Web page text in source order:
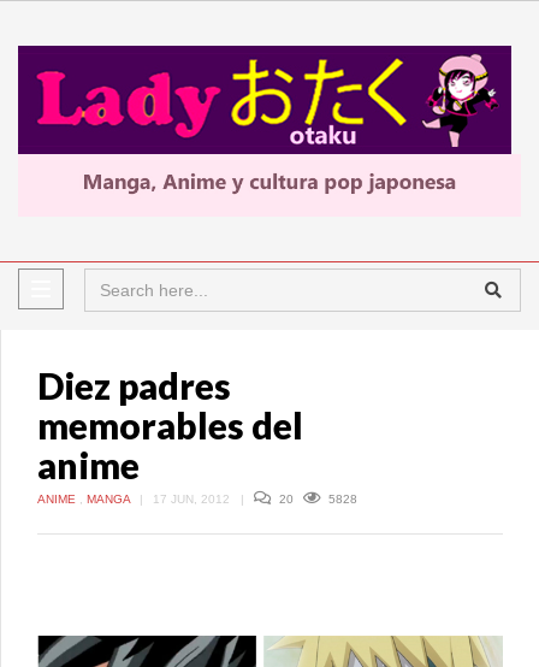
Diez padres
memorables del
anime
ANIME , MANGA | 17 JUN, 2012 | 20 5828